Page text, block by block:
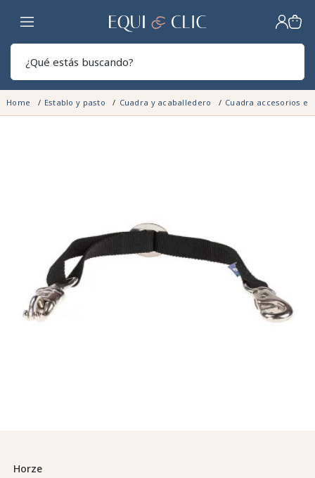
Hogar
Home Establo y pasto Cuadra y acaballedero Cuadra accesorios e
Horze